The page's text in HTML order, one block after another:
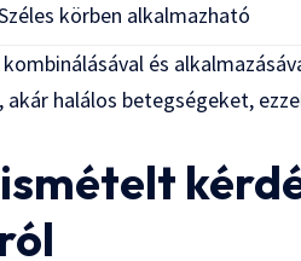
körben alkalmazható
és
halálos betegségeket,